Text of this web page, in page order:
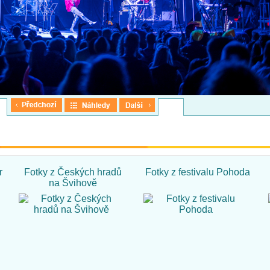
Fotky z Českých hradů
na Švihově
Fotky z festivalu Pohoda